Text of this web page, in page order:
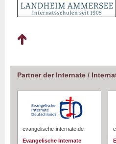
Partner der Internate /
evangelische-internate.de
Evangelische Internate